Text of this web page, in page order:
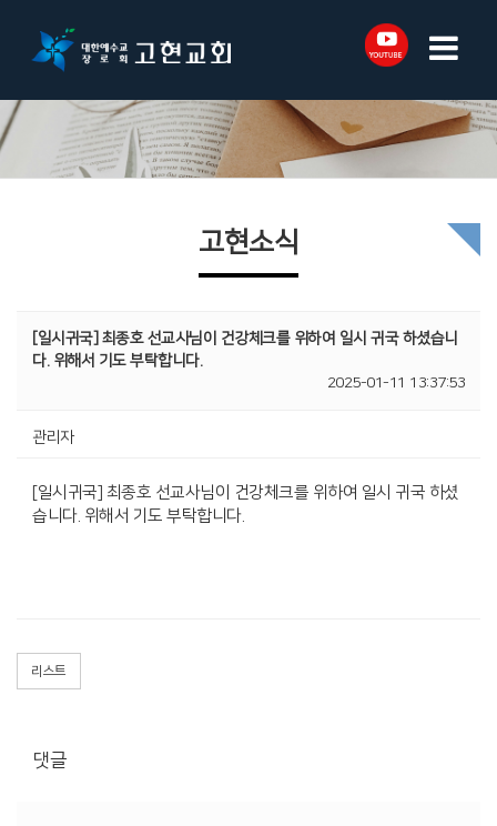
고현소식
[일시귀국] 최종호 선교사님이 건강체크를 위하여 일시 귀국 하셨습니
다. 위해서 기도 부탁합니다.
2025-01-11 13:37:53
관리자
[일시귀국] 최종호 선교사님이 건강체크를 위하여 일시 귀국 하셨
습니다. 위해서 기도 부탁합니다.
리스트
댓글